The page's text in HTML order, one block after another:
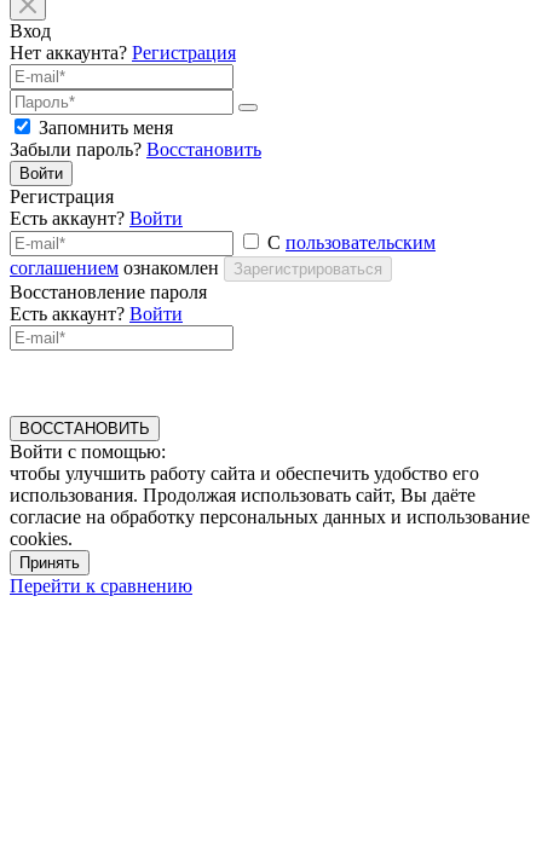
Вход
Нет аккаунта? Регистрация
Запомнить меня
Забыли пароль? Восстановить
Войти
Регистрация
Есть аккаунт? Войти
С пользовательским
соглашением ознакомлен Зарегистрироваться
Восстановление пароля
Есть аккаунт? Войти
ВОССТАНОВИТЬ
Войти с помощью:
чтобы улучшить работу сайта и обеспечить удобство его
использования. Продолжая использовать сайт, Вы даёте
согласие на обработку персональных данных и использование
cookies.
Принять
Перейти к сравнению